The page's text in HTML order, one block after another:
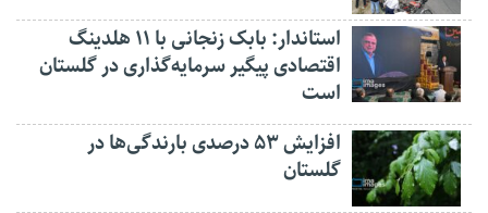
استاندار: بابک زنجانی با ۱۱ هلدینگ
اقتصادی پیگیر سرمایه‌گذاری در گلستان
است
افزایش ۵۳ درصدی بارندگی‌ها در
گلستان